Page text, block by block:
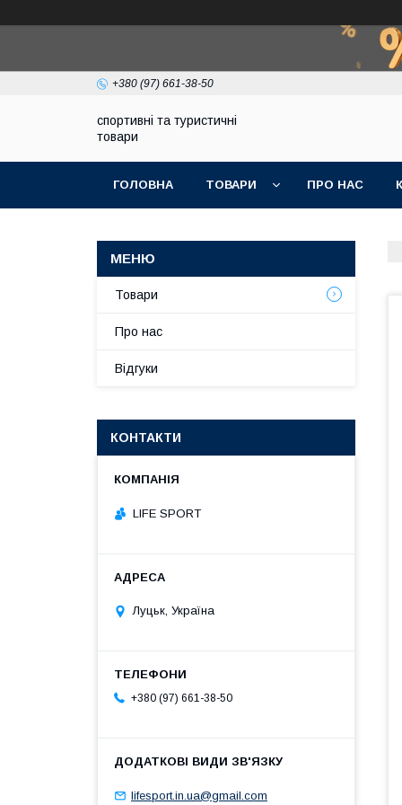
+380 (97) 661-38-50
спортивні та туристичні
товари
ГОЛОВНА ТОВАРИ ПРО НАС
Товари
Про нас
Відгуки
КОНТАКТИ
LIFE SPORT
Луцьк, Україна
+380 (97) 661-38-50
lifesport.in.ua@gmail.com